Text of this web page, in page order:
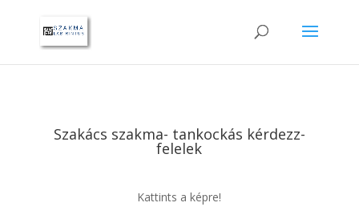
Szakács szakma- tankockás kérdezz-
felelek
Kattints a képre!